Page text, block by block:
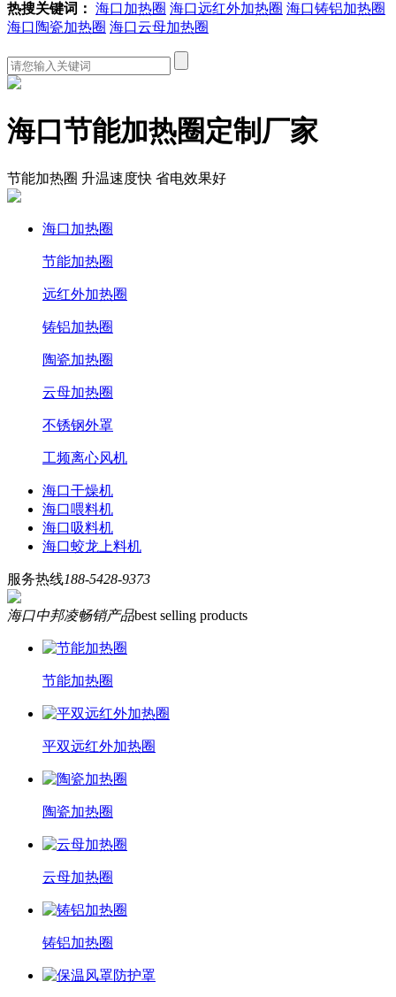
热搜关键词： 海口加热圈 海口远红外加热圈 海口铸铝加热圈
海口陶瓷加热圈 海口云母加热圈
海口节能加热圈定制厂家
节能加热圈 升温速度快 省电效果好
海口加热圈
节能加热圈
远红外加热圈
铸铝加热圈
陶瓷加热圈
云母加热圈
不锈钢外罩
工频离心风机
海口干燥机
海口喂料机
海口吸料机
海口蛟龙上料机
服务热线188-5428-9373
海口中邦凌畅销产品best selling products
节能加热圈
平双远红外加热圈
陶瓷加热圈
云母加热圈
铸铝加热圈